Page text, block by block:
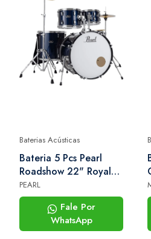
Baterias Acústicas
Bateria 5 Pcs Pearl
Roadshow 22" Royal
Blue C/ferragens
PEARL
Fale Por
WhatsApp